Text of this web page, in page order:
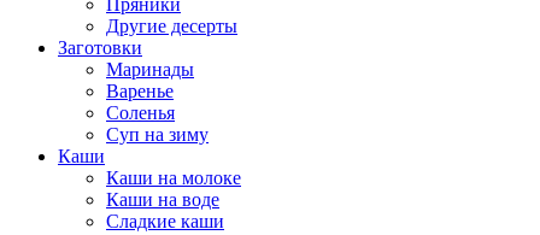
Пряники
Другие десерты
Заготовки
Маринады
Варенье
Соленья
Суп на зиму
Каши
Каши на молоке
Каши на воде
Сладкие каши